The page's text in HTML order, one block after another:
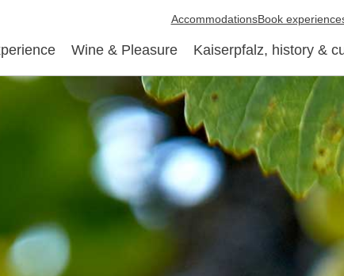
Wine & Pleasure Kaiserpfalz, history &
AccommodationsBook